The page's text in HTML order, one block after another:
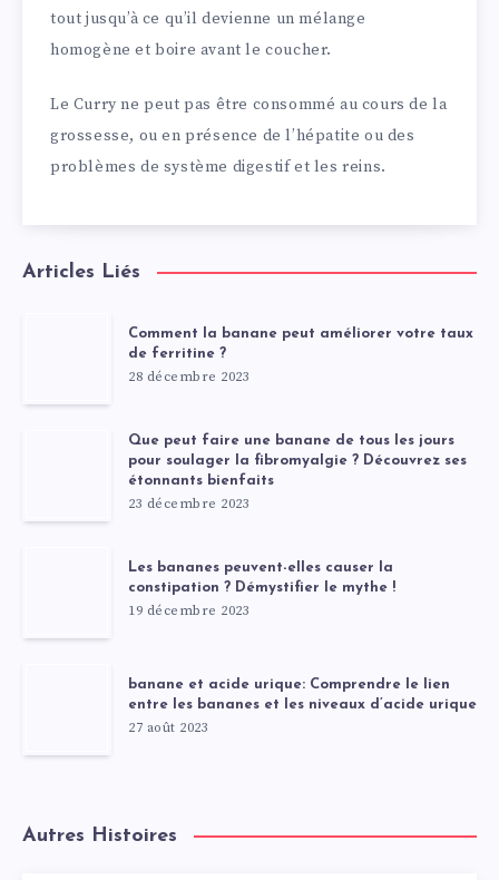
tout jusqu’à ce qu’il devienne un mélange
homogène et boire avant le coucher.
Le Curry ne peut pas être consommé au cours de la
grossesse, ou en présence de l’hépatite ou des
problèmes de système digestif et les reins.
Articles Liés
Comment la banane peut améliorer votre taux
de ferritine ?
28 décembre 2023
Que peut faire une banane de tous les jours
pour soulager la fibromyalgie ? Découvrez ses
étonnants bienfaits
23 décembre 2023
Les bananes peuvent-elles causer la
constipation ? Démystifier le mythe !
19 décembre 2023
banane et acide urique: Comprendre le lien
entre les bananes et les niveaux d’acide urique
27 août 2023
Autres Histoires